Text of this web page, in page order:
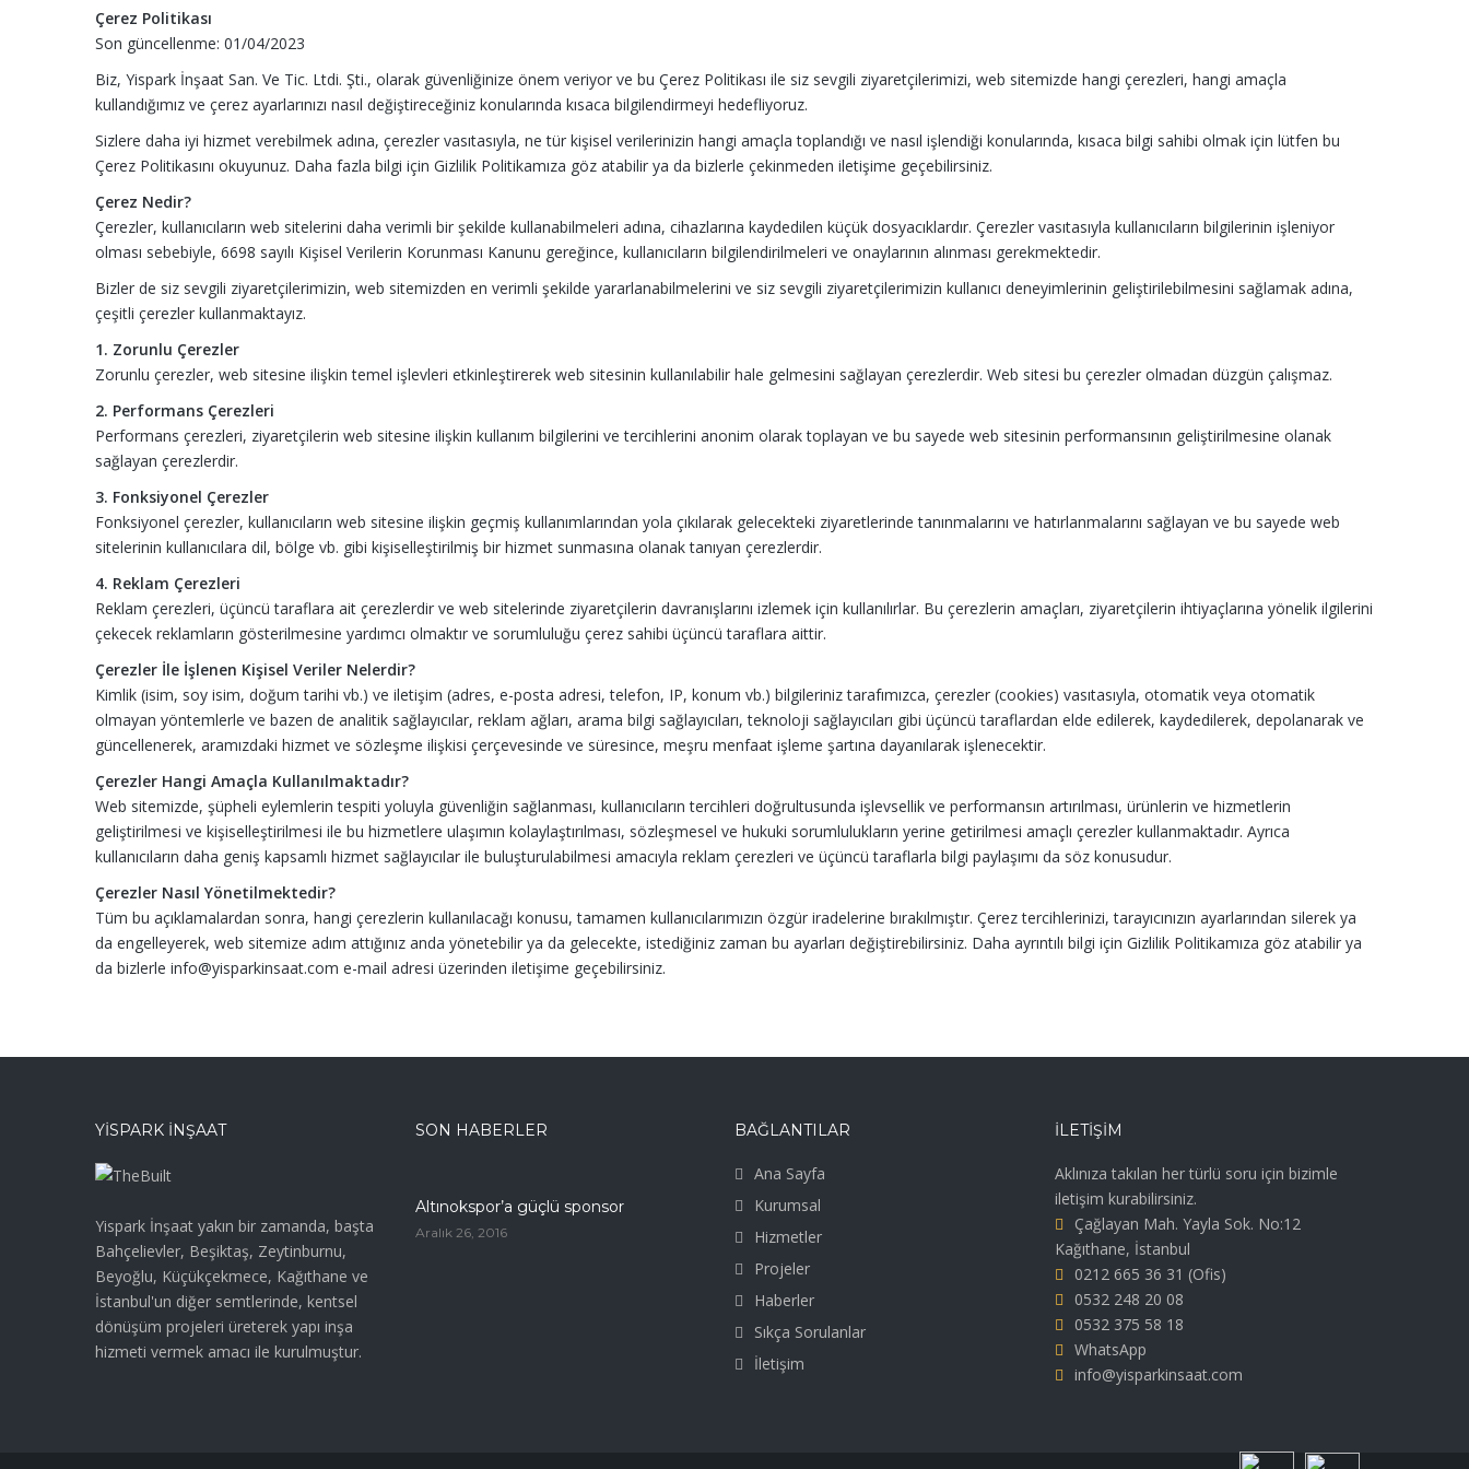
Çerez Politikası
Son güncellenme: 01/04/2023
Biz, Yispark İnşaat San. Ve Tic. Ltdi. Şti., olarak güvenliğinize önem veriyor ve bu Çerez Politikası ile siz sevgili ziyaretçilerimizi, web sitemizde hangi çerezleri, hangi amaçla
kullandığımız ve çerez ayarlarınızı nasıl değiştireceğiniz konularında kısaca bilgilendirmeyi hedefliyoruz.
Sizlere daha iyi hizmet verebilmek adına, çerezler vasıtasıyla, ne tür kişisel verilerinizin hangi amaçla toplandığı ve nasıl işlendiği konularında, kısaca bilgi sahibi olmak için lütfen bu
Çerez Politikasını okuyunuz. Daha fazla bilgi için Gizlilik Politikamıza göz atabilir ya da bizlerle çekinmeden iletişime geçebilirsiniz.
Çerez Nedir?
Çerezler, kullanıcıların web sitelerini daha verimli bir şekilde kullanabilmeleri adına, cihazlarına kaydedilen küçük dosyacıklardır. Çerezler vasıtasıyla kullanıcıların bilgilerinin işleniyor
olması sebebiyle, 6698 sayılı Kişisel Verilerin Korunması Kanunu gereğince, kullanıcıların bilgilendirilmeleri ve onaylarının alınması gerekmektedir.
Bizler de siz sevgili ziyaretçilerimizin, web sitemizden en verimli şekilde yararlanabilmelerini ve siz sevgili ziyaretçilerimizin kullanıcı deneyimlerinin geliştirilebilmesini sağlamak adına,
çeşitli çerezler kullanmaktayız.
1. Zorunlu Çerezler
Zorunlu çerezler, web sitesine ilişkin temel işlevleri etkinleştirerek web sitesinin kullanılabilir hale gelmesini sağlayan çerezlerdir. Web sitesi bu çerezler olmadan düzgün çalışmaz.
2. Performans Çerezleri
Performans çerezleri, ziyaretçilerin web sitesine ilişkin kullanım bilgilerini ve tercihlerini anonim olarak toplayan ve bu sayede web sitesinin performansının geliştirilmesine olanak
sağlayan çerezlerdir.
3. Fonksiyonel Çerezler
Fonksiyonel çerezler, kullanıcıların web sitesine ilişkin geçmiş kullanımlarından yola çıkılarak gelecekteki ziyaretlerinde tanınmalarını ve hatırlanmalarını sağlayan ve bu sayede web
sitelerinin kullanıcılara dil, bölge vb. gibi kişiselleştirilmiş bir hizmet sunmasına olanak tanıyan çerezlerdir.
4. Reklam Çerezleri
Reklam çerezleri, üçüncü taraflara ait çerezlerdir ve web sitelerinde ziyaretçilerin davranışlarını izlemek için kullanılırlar. Bu çerezlerin amaçları, ziyaretçilerin ihtiyaçlarına yönelik ilgilerini
çekecek reklamların gösterilmesine yardımcı olmaktır ve sorumluluğu çerez sahibi üçüncü taraflara aittir.
Çerezler İle İşlenen Kişisel Veriler Nelerdir?
Kimlik (isim, soy isim, doğum tarihi vb.) ve iletişim (adres, e-posta adresi, telefon, IP, konum vb.) bilgileriniz tarafımızca, çerezler (cookies) vasıtasıyla, otomatik veya otomatik
olmayan yöntemlerle ve bazen de analitik sağlayıcılar, reklam ağları, arama bilgi sağlayıcıları, teknoloji sağlayıcıları gibi üçüncü taraflardan elde edilerek, kaydedilerek, depolanarak ve
güncellenerek, aramızdaki hizmet ve sözleşme ilişkisi çerçevesinde ve süresince, meşru menfaat işleme şartına dayanılarak işlenecektir.
Çerezler Hangi Amaçla Kullanılmaktadır?
Web sitemizde, şüpheli eylemlerin tespiti yoluyla güvenliğin sağlanması, kullanıcıların tercihleri doğrultusunda işlevsellik ve performansın artırılması, ürünlerin ve hizmetlerin
geliştirilmesi ve kişiselleştirilmesi ile bu hizmetlere ulaşımın kolaylaştırılması, sözleşmesel ve hukuki sorumlulukların yerine getirilmesi amaçlı çerezler kullanmaktadır. Ayrıca
kullanıcıların daha geniş kapsamlı hizmet sağlayıcılar ile buluşturulabilmesi amacıyla reklam çerezleri ve üçüncü taraflarla bilgi paylaşımı da söz konusudur.
Çerezler Nasıl Yönetilmektedir?
Tüm bu açıklamalardan sonra, hangi çerezlerin kullanılacağı konusu, tamamen kullanıcılarımızın özgür iradelerine bırakılmıştır. Çerez tercihlerinizi, tarayıcınızın ayarlarından silerek ya
da engelleyerek, web sitemize adım attığınız anda yönetebilir ya da gelecekte, istediğiniz zaman bu ayarları değiştirebilirsiniz. Daha ayrıntılı bilgi için Gizlilik Politikamıza göz atabilir ya
da bizlerle info@yisparkinsaat.com e-mail adresi üzerinden iletişime geçebilirsiniz.
YISPARK İNŞAAT
Yispark İnşaat yakın bir zamanda, başta
Bahçelievler, Beşiktaş, Zeytinburnu,
Beyoğlu, Küçükçekmece, Kağıthane ve
İstanbul'un diğer semtlerinde, kentsel
dönüşüm projeleri üreterek yapı inşa
hizmeti vermek amacı ile kurulmuştur.
SON HABERLER
Altınokspor’a güçlü sponsor
Aralık 26, 2016
BAĞLANTILAR
Ana Sayfa
Kurumsal
Hizmetler
Projeler
Haberler
Sıkça Sorulanlar
İletişim
İLETIŞIM
Aklınıza takılan her türlü soru için bizimle
iletişim kurabilirsiniz.
Çağlayan Mah. Yayla Sok. No:12
Kağıthane, İstanbul
0212 665 36 31 (Ofis)
0532 248 20 08
0532 375 58 18
WhatsApp
info@yisparkinsaat.com